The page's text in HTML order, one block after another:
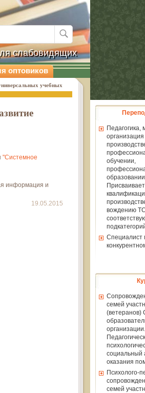
Педагогика,
организация
обучении,
вождению ТС
Специалист
семей
(ветеранов)
организации.
социальный
оказания
Психолого-
семей
"Системное
информация и
19.05.2015
слабовидящих
оптовиков
учебных